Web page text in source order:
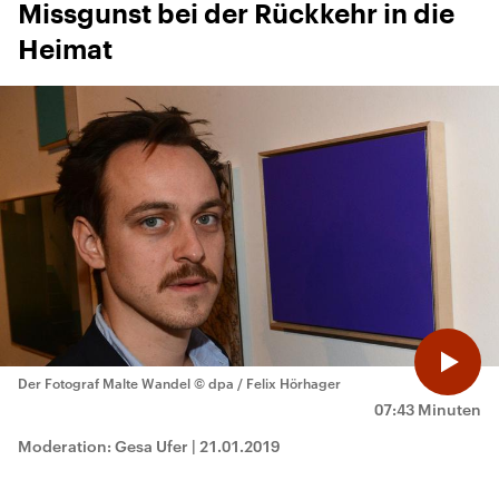
Missgunst bei der Rückkehr in die
Heimat
07:43 Minuten
Der Fotograf Malte Wandel © dpa / Felix Hörhager
Moderation: Gesa Ufer | 21.01.2019